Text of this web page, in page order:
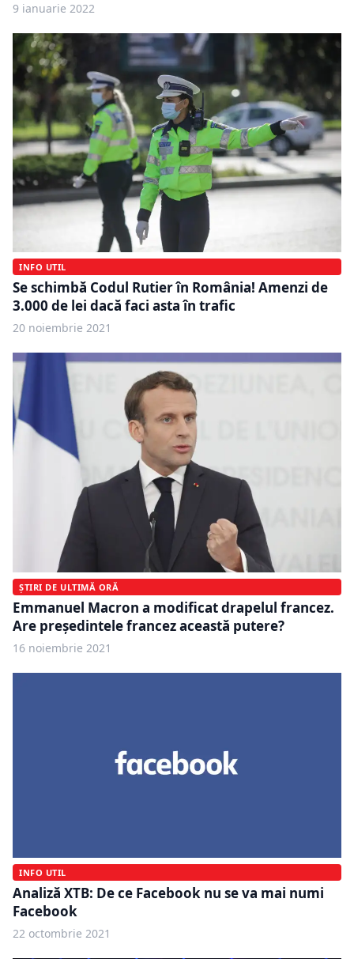
9 ianuarie 2022
INFO UTIL
Se schimbă Codul Rutier în România! Amenzi de
3.000 de lei dacă faci asta în trafic
20 noiembrie 2021
ȘTIRI DE ULTIMĂ ORĂ
Emmanuel Macron a modificat drapelul francez.
Are preşedintele francez această putere?
16 noiembrie 2021
INFO UTIL
Analiză XTB: De ce Facebook nu se va mai numi
Facebook
22 octombrie 2021